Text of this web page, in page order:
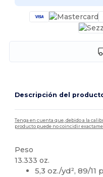
Descripción del
Tenga en cuenta que, debido a la
producto puede no coincidir
Peso
13.333 oz.
5,3 oz./yd², 89/